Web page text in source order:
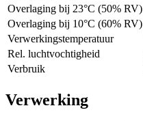
Overlaging bij 23°C (50% RV)
Overlaging bij 10°C (60% RV)
Verwerkingstemperatuur
Rel. luchtvochtigheid
Verbruik
Verwerking